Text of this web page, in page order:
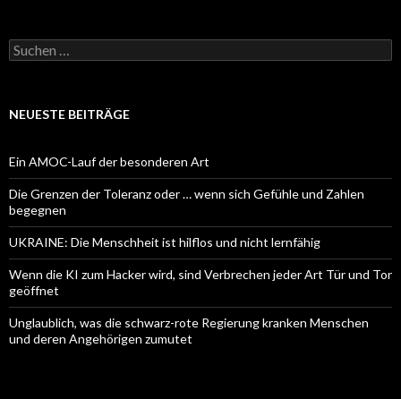
Suchen
nach:
NEUESTE BEITRÄGE
Ein AMOC-Lauf der besonderen Art
Die Grenzen der Toleranz oder … wenn sich Gefühle und Zahlen
begegnen
UKRAINE: Die Menschheit ist hilflos und nicht lernfähig
Wenn die KI zum Hacker wird, sind Verbrechen jeder Art Tür und Tor
geöffnet
Unglaublich, was die schwarz-rote Regierung kranken Menschen
und deren Angehörigen zumutet